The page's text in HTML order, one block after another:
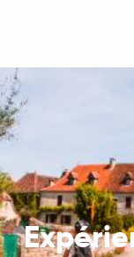
principal